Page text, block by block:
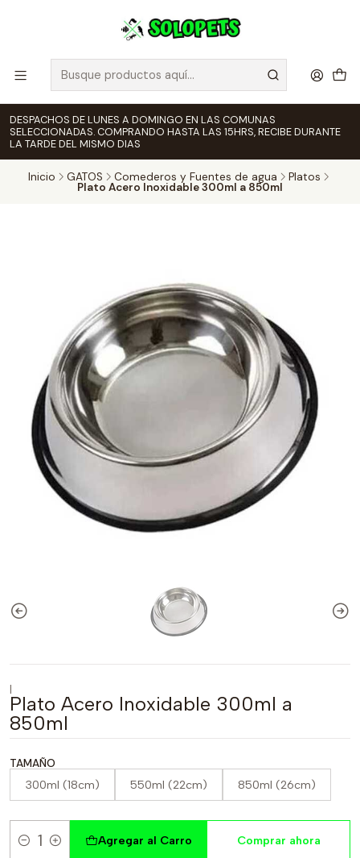
DESPACHOS DE LUNES A DOMINGO EN LAS COMUNAS
SELECCIONADAS. COMPRANDO HASTA LAS 15HRS, RECIBE DURANTE
LA TARDE DEL MISMO DIAS
Inicio GATOS Comederos y Fuentes de agua Platos
Plato Acero Inoxidable 300ml a 850ml
|
Plato Acero Inoxidable 300ml a
850ml
TAMAÑO
300ml (18cm) 550ml (22cm) 850ml (26cm)
Cantidad
Agregar al Carro Comprar ahora